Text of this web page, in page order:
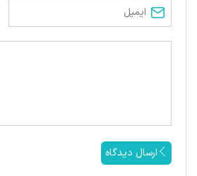
ارسال دیدگاه